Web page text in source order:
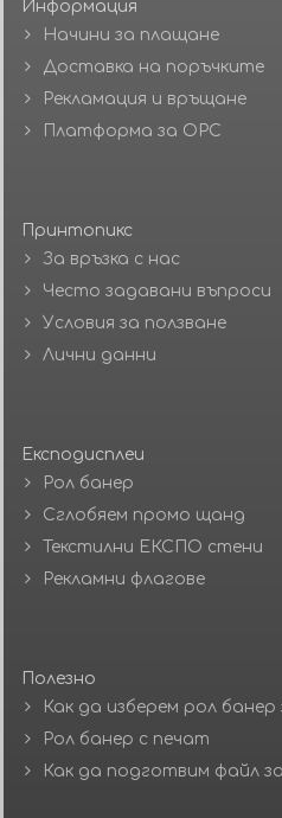
Информация
Начини за плащане
Доставка на поръчките
Рекламация и връщане
Платформа за ОРС
Принтопикс
За връзка с нас
Често задавани въпроси
Условия за ползване
Лични данни
Експодисплеи
Рол банер
Сглобяем промо щанд
Текстилни ЕКСПО стени
Рекламни флагове
Полезно
Как да изберем рол банер
Рол банер с печат
Как да подготвим файл